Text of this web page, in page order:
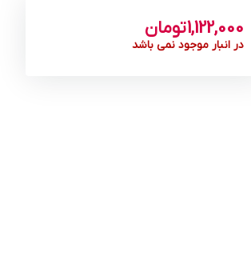
1,122,000تومان
در انبار موجود نمی باشد